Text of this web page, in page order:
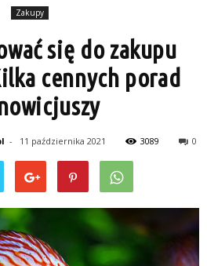
Zakupy
się do zakupu
cennych porad
- 11 października 2021 3089 0